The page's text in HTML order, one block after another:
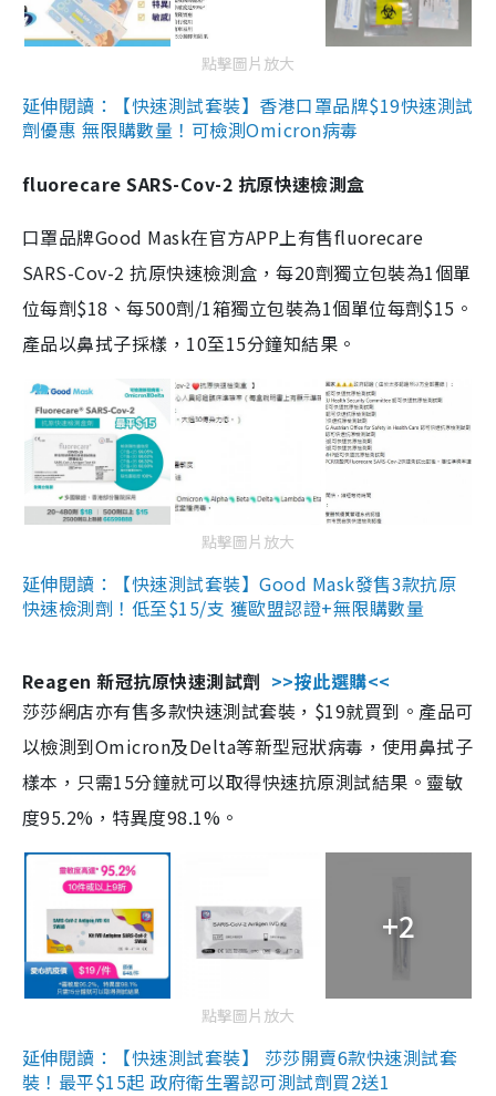
點擊圖片放大
延伸閱讀：【快速測試套裝】香港口罩品牌$19快速測試
劑優惠 無限購數量！可檢測Omicron病毒
fluorecare SARS-Cov-2 抗原快速檢測盒
口罩品牌Good Mask在官方APP上有售fluorecare
SARS-Cov-2 抗原快速檢測盒，每20劑獨立包裝為1個單
位每劑$18、每500劑/1箱獨立包裝為1個單位每劑$15。
產品以鼻拭子採樣，10至15分鐘知結果。
點擊圖片放大
延伸閱讀：【快速測試套裝】Good Mask發售3款抗原
快速檢測劑！低至$15/支 獲歐盟認證+無限購數量
Reagen 新冠抗原快速測試劑 >>按此選購<<
莎莎網店亦有售多款快速測試套裝，$19就買到。產品可
以檢測到Omicron及Delta等新型冠狀病毒，使用鼻拭子
樣本，只需15分鐘就可以取得快速抗原測試結果。靈敏
度95.2%，特異度98.1%。
+2
點擊圖片放大
延伸閱讀：【快速測試套裝】 莎莎開賣6款快速測試套
裝！最平$15起 政府衛生署認可測試劑買2送1